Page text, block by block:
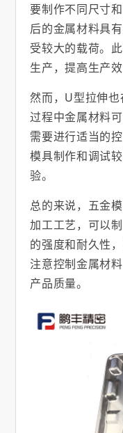
要制作不同尺寸
后的金属材料具
受较大的载荷。
生产，提高生产效
然而，U型拉伸
过程中金属材料
需要进行适当的
模具制作和调试
验。
总的来说，五金
加工工艺，可以
的强度和耐久性
注意控制金属材
产品质量。